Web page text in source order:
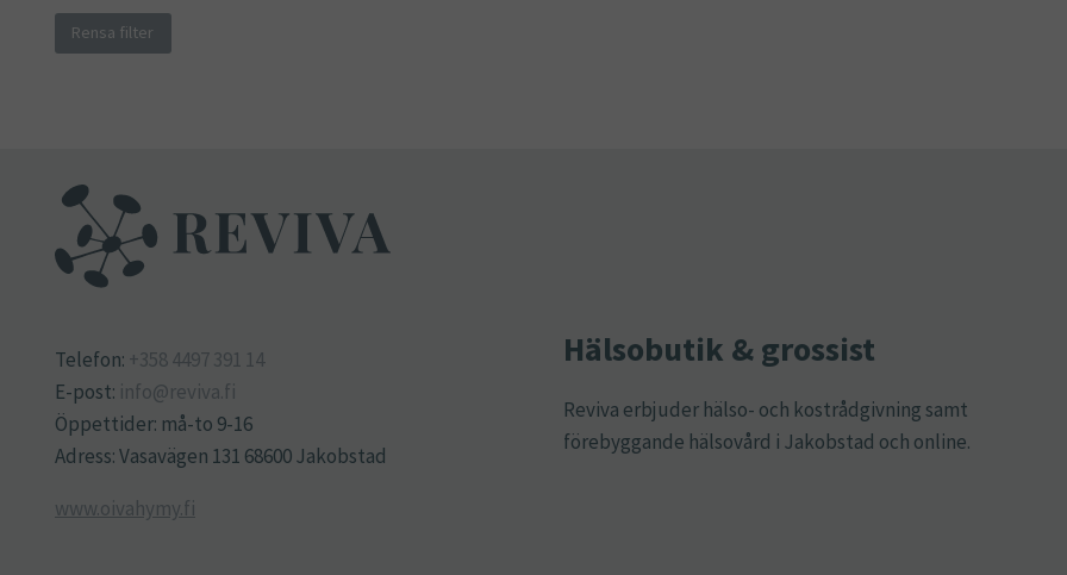
Rensa filter
Telefon: +358 4497 391 14
E-post: info@reviva.fi
Öppettider: må-to 9-16
Adress: Vasavägen 131 68600 Jakobstad
www.oivahymy.fi
Hälsobutik & grossist
Reviva erbjuder hälso- och kostrådgivning samt
förebyggande hälsovård i Jakobstad och online.